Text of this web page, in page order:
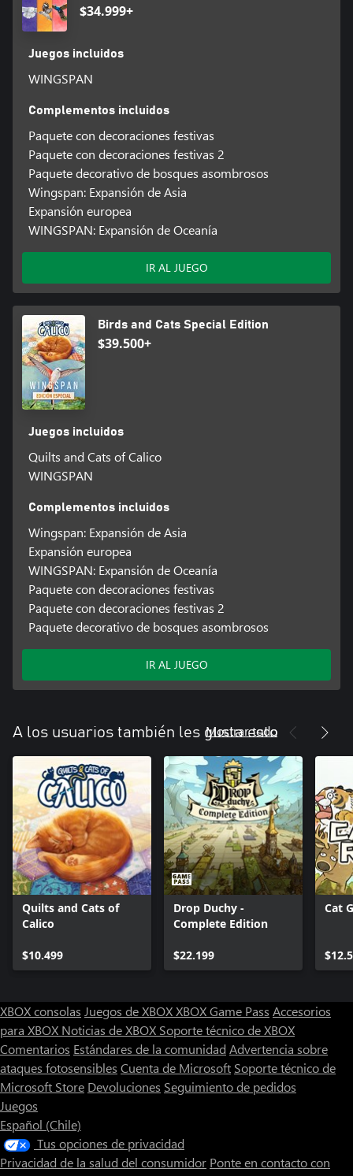
$34.999+
Juegos incluidos
WINGSPAN
Complementos incluidos
Paquete con decoraciones festivas
Paquete con decoraciones festivas 2
Paquete decorativo de bosques asombrosos
Wingspan: Expansión de Asia
Expansión europea
WINGSPAN: Expansión de Oceanía
IR AL JUEGO
Birds and Cats Special Edition
$39.500+
Juegos incluidos
Quilts and Cats of Calico
WINGSPAN
Complementos incluidos
Wingspan: Expansión de Asia
Expansión europea
WINGSPAN: Expansión de Oceanía
Paquete con decoraciones festivas
Paquete con decoraciones festivas 2
Paquete decorativo de bosques asombrosos
IR AL JUEGO
A los usuarios también les gusta esto
Mostrar todo
Quilts and Cats of
Calico
$10.499
Drop Duchy -
Complete Edition
$22.199
Cat
XBOX consolas Juegos de XBOXXBOX Game Pass Accesorios
para XBOX Noticias de XBOX Soporte técnico de XBOX
Comentarios Estándares de la comunidad Advertencia sobre
ataques fotosensibles Cuenta de Microsoft Soporte técnico de
Microsoft Store Devoluciones Seguimiento de pedidos
Juegos
Español (Chile)
Tus opciones de privacidad
Privacidad de la salud del consumidor Ponte en contacto con